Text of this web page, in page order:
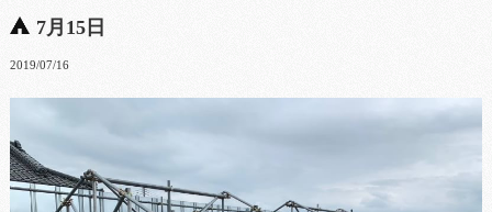
7月15日
2019/07/16